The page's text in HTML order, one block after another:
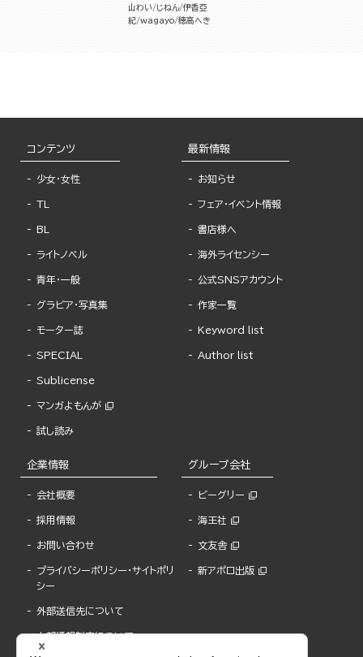
山わい
じねん 伊香亞
紀 wagayo 穂高へき
コンテンツ
少女・女性
TL
BL
ライトノベル
青年・一般
グラビア・写真集
モーター誌
SPECIAL
Sublicense
マンガよもんが
試し読み
最新情報
お知らせ
フェア・イベント情報
書店様へ
海外ライセンシー
公式SNSアカウント
作家一覧
Keyword list
Author list
企業情報
会社概要
採用情報
お問い合わせ
プライバシーポリシー・サイトポリ
シー
外部送信先について
内部通報制度について
グループ会社
ビーグリー
海王社
文友舎
新アポロ出版